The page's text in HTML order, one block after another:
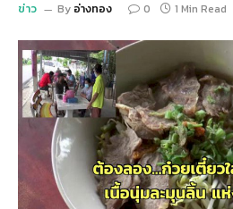
ข่าว By อ่างทอง 0 1 Min Read